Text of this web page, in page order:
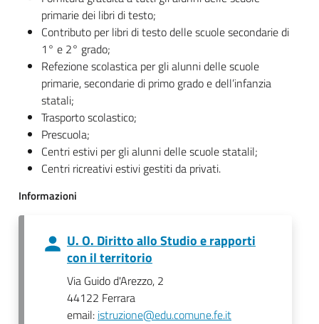
primarie dei libri di testo;
Contributo per libri di testo delle scuole secondarie di
1° e 2° grado;
Refezione scolastica per gli alunni delle scuole
primarie, secondarie di primo grado e dell’infanzia
statali;
Trasporto scolastico;
Prescuola;
Centri estivi per gli alunni delle scuole statalil;
Centri ricreativi estivi gestiti da privati.
Informazioni
U. O. Diritto allo Studio e rapporti
con il territorio
Via Guido d'Arezzo, 2
44122 Ferrara
email: istruzione@edu.comune.fe.it